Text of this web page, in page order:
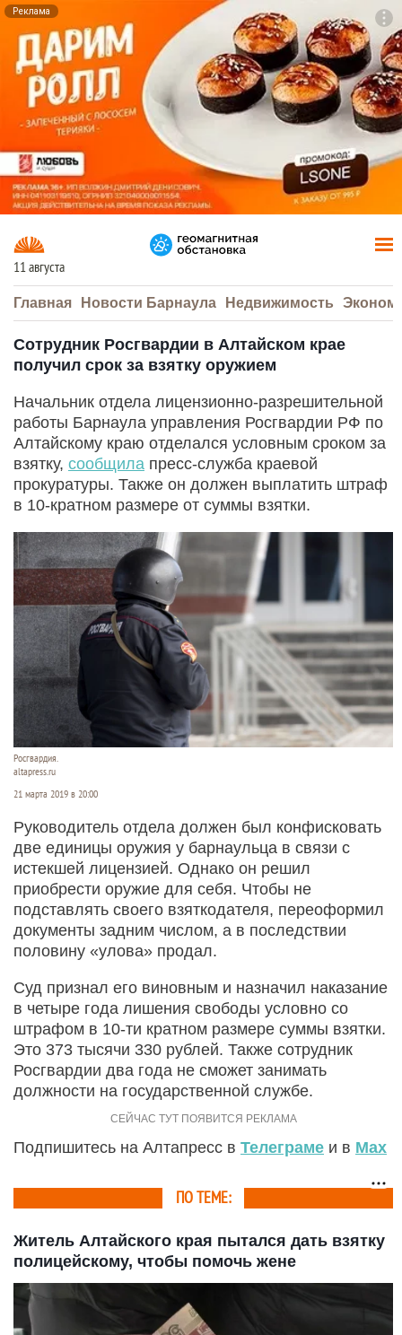
Реклама
11 августа
Главная Новости Барнаула Недвижимость
Сотрудник Росгвардии в Алтайском крае
получил срок за взятку оружием
Начальник отдела лицензионно-разрешительной
работы Барнаула управления Росгвардии РФ по
Алтайскому краю отделался условным сроком за
взятку, сообщила пресс-служба краевой
прокуратуры. Также он должен выплатить штраф
в 10-кратном размере от суммы взятки.
Росгвардия.
altapress.ru
21 марта 2019 в 20:00
Руководитель отдела должен был конфисковать
две единицы оружия у барнаульца в связи с
истекшей лицензией. Однако он решил
приобрести оружие для себя. Чтобы не
подставлять своего взяткодателя, переоформил
документы задним числом, а в последствии
половину «улова» продал.
Суд признал его виновным и назначил наказание
в четыре года лишения свободы условно со
штрафом в 10-ти кратном размере суммы взятки.
Это 373 тысячи 330 рублей. Также сотрудник
Росгвардии два года не сможет занимать
должности на государственной службе.
Подпишитесь на Алтапресс в Телеграме и в Max
ПО ТЕМЕ:
Житель Алтайского края пытался дать взятку
полицейскому, чтобы помочь жене